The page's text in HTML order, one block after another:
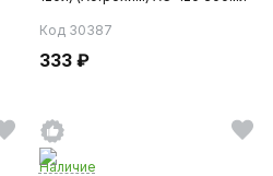
Код 30387
333 ₽
Наличие